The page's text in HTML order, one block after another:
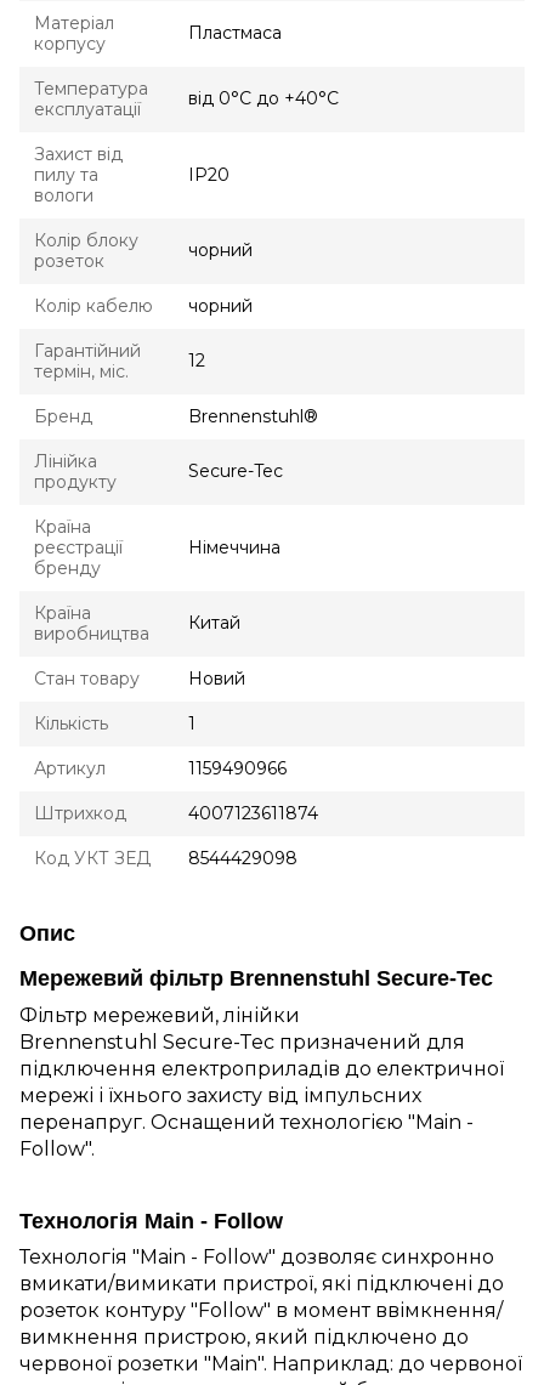
Матеріал
корпусу
Пластмаса
Температура
експлуатації
від 0°С до +40°С
Захист від
пилу та
вологи
IP20
Колір блоку
розеток
чорний
Колір кабелю чорний
Гарантійний
термін, міс.
12
Бренд Brennenstuhl®
Лінійка
продукту
Secure-Tec
Країна
реєстрації
бренду
Німеччина
Країна
виробництва
Китай
Стан товару Новий
Кількість 1
Артикул 1159490966
Штрихкод 4007123611874
Код УКТ ЗЕД 8544429098
Опис
Мережевий фільтр Brennenstuhl Secure-Tec
Фільтр мережевий, лінійки
Brennenstuhl Secure-Tec призначений для
підключення електроприладів до електричної
мережі і їхнього захисту від імпульсних
перенапруг. Оснащений технологією "Main -
Follow".
Технологія Main - Follow
Технологія "Main - Follow" дозволяє синхронно
вмикати/вимикати пристрої, які підключені до
розеток контуру "Follow" в момент ввімкнення/
вимкнення пристрою, який підключено до
червоної розетки "Main". Наприклад: до червоної